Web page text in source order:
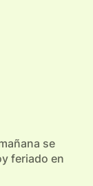
se
feriado en